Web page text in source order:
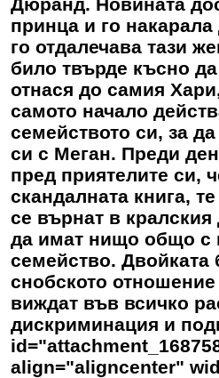
принца и го
го отдалечава тази
било твърде късно
отнася до самия
самото начало
семейството си, за
си с Меган. Преди
пред приятелите си,
скандалната книга,
се върнат в
да имат нищо общо с
семейство. Двойката
снобското
виждат във всичко
дискриминация и
align="aligncenter"